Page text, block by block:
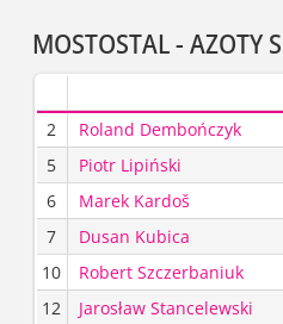
MOSTOSTAL - AZOTY
2 Roland Dembończyk
5
Piotr Lipiński
6
Marek Kardoš
7
Dusan Kubica
10
Robert Szczerbaniuk
12
Jarosław Stancelewski